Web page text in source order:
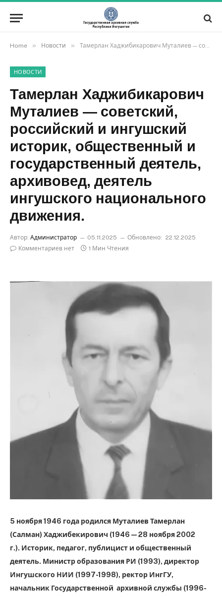
Home » Новости » Тамерлан Хаджибикарович Муталиев — советский, российский и ингушский историк, общественный и государственный деятель, архивовед, деятель ингушского национального движения.
НОВОСТИ
Тамерлан Хаджибикарович
Муталиев — советский,
российский и ингушский
историк, общественный и
государственный деятель,
архивовед, деятель
ингушского национального
движения.
Автор: Администратор 05.11.2025 Обновлено: 22.12.2025
Комментариев нет
1 Мин Чтения
5 ноября 1946 года родился Муталиев Тамерлан
(Салман) Хаджибекирович (1946 — 28 ноября 2002
г.). Историк, педагог, публицист и общественный
деятель. Министр образования РИ (1993), директор
Ингушского НИИ (1997-1998), ректор ИнгГУ,
начальник Государственной архивной службы (1996-